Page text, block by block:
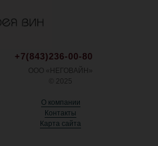
ООО «НЕГОВАЙН»
© 2025
О компании
Контакты
Карта сайта
+7(843)236-00-80